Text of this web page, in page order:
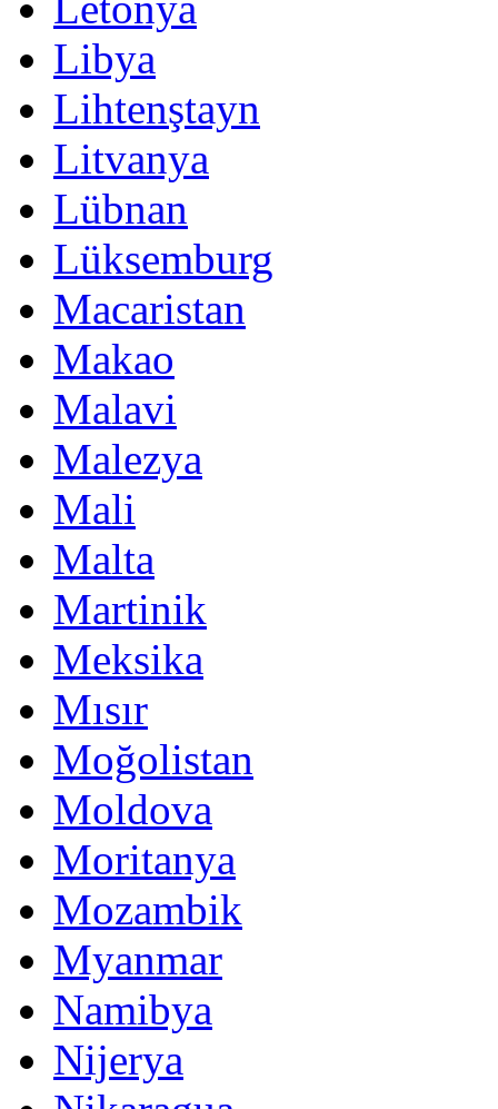
Libya
Lihtenştayn
Litvanya
Lübnan
Lüksemburg
Macaristan
Makao
Malavi
Malezya
Mali
Malta
Martinik
Meksika
Mısır
Moğolistan
Moldova
Moritanya
Mozambik
Myanmar
Namibya
Nijerya